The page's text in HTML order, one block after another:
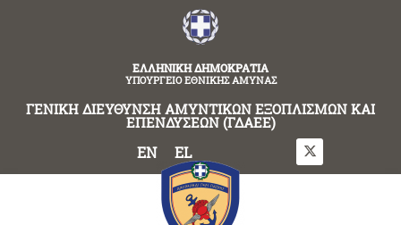
ΕΛΛΗΝΙΚΗ ΔΗΜΟΚΡΑΤΙΑ
ΥΠΟΥΡΓΕΙΟ ΕΘΝΙΚΗΣ ΑΜΥΝΑΣ
ΓΕΝΙΚΗ ΔΙΕΥΘΥΝΣΗ ΑΜΥΝΤΙΚΩΝ ΕΞΟΠΛΙΣΜΩΝ ΚΑΙ
ΕΠΕΝΔΥΣΕΩΝ (ΓΔΑΕΕ)
EN EL